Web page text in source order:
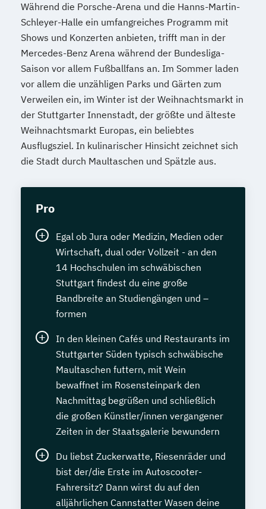
Während die Porsche-Arena und die Hanns-Martin-
Schleyer-Halle ein umfangreiches Programm mit
Shows und Konzerten anbieten, trifft man in der
Mercedes-Benz Arena während der Bundesliga-
Saison vor allem Fußballfans an. Im Sommer laden
vor allem die unzähligen Parks und Gärten zum
Verweilen ein, im Winter ist der Weihnachtsmarkt in
der Stuttgarter Innenstadt, der größte und älteste
Weihnachtsmarkt Europas, ein beliebtes
Ausflugsziel. In kulinarischer Hinsicht zeichnet sich
die Stadt durch Maultaschen und Spätzle aus.
Pro
Egal ob Jura oder Medizin, Medien oder
Wirtschaft, dual oder Vollzeit - an den
14 Hochschulen im schwäbischen
Stuttgart findest du eine große
Bandbreite an Studiengängen und –
formen
In den kleinen Cafés und Restaurants im
Stuttgarter Süden typisch schwäbische
Maultaschen futtern, mit Wein
bewaffnet im Rosensteinpark den
Nachmittag begrüßen und schließlich
die großen Künstler/innen vergangener
Zeiten in der Staatsgalerie bewundern
Du liebst Zuckerwatte, Riesenräder und
bist der/die Erste im Autoscooter-
Fahrersitz? Dann wirst du auf den
alljährlichen Cannstatter Wasen deine